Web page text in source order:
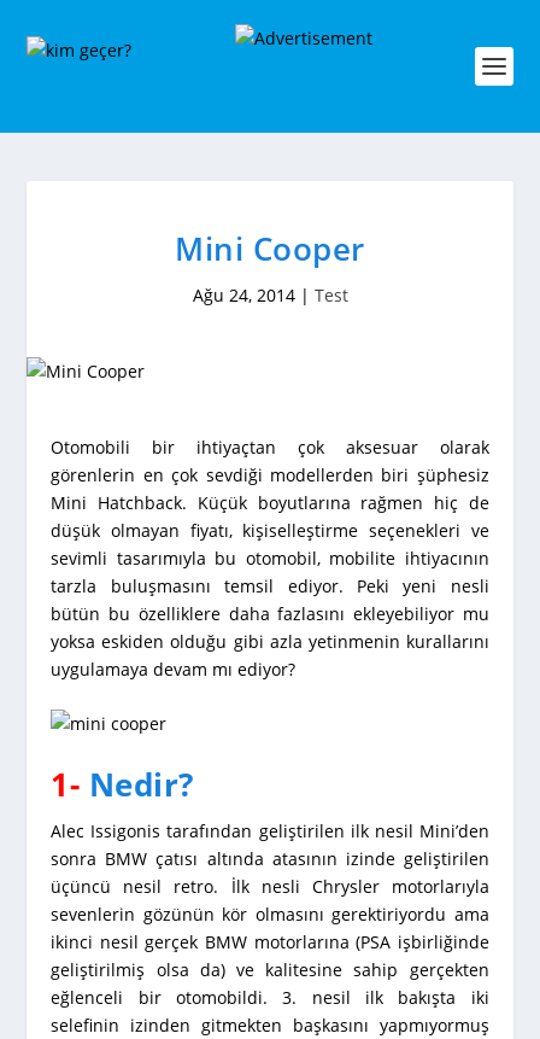
Mini Cooper
Ağu 24, 2014| Test
Otomobili bir ihtiyaçtan çok aksesuar olarak
görenlerin en çok sevdiği modellerden biri şüphesiz
Mini Hatchback. Küçük boyutlarına rağmen hiç de
düşük olmayan fiyatı, kişiselleştirme seçenekleri ve
sevimli tasarımıyla bu otomobil, mobilite ihtiyacının
tarzla buluşmasını temsil ediyor. Peki yeni nesli
bütün bu özelliklere daha fazlasını ekleyebiliyor mu
yoksa eskiden olduğu gibi azla yetinmenin kurallarını
uygulamaya devam mı ediyor?
1- Nedir?
Alec Issigonis tarafından geliştirilen ilk nesil Mini’den
sonra BMW çatısı altında atasının izinde geliştirilen
üçüncü nesil retro. İlk nesli Chrysler motorlarıyla
sevenlerin gözünün kör olmasını gerektiriyordu ama
ikinci nesil gerçek BMW motorlarına (PSA işbirliğinde
geliştirilmiş olsa da) ve kalitesine sahip gerçekten
eğlenceli bir otomobildi. 3. nesil ilk bakışta iki
selefinin izinden gitmekten başkasını yapmıyormuş